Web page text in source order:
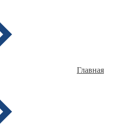
Главная